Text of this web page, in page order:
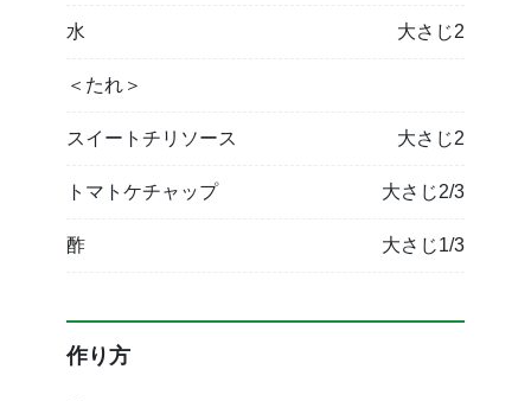
水 大さじ2
＜たれ＞
スイートチリソース 大さじ2
トマトケチャップ 大さじ2/3
酢 大さじ1/3
作り方